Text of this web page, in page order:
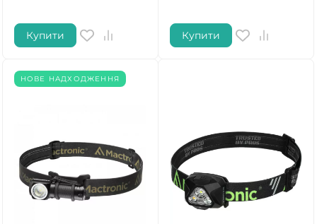
Купити Купити
НОВЕ НАДХОДЖЕННЯ